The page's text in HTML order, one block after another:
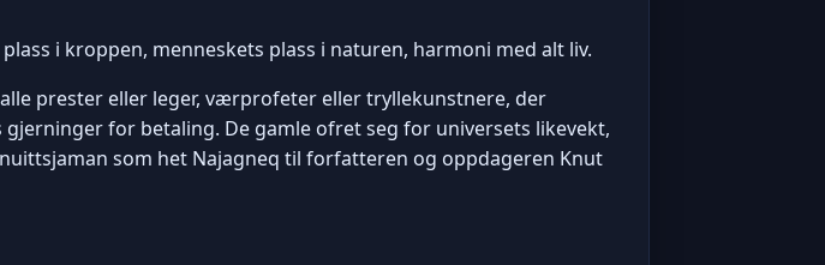
i kroppen, menneskets plass i naturen, harmoni med alt liv.
prester eller leger, værprofeter eller tryllekunstnere, der
for betaling. De gamle ofret seg for universets likevekt,
som het Najagneq til forfatteren og oppdageren Knut